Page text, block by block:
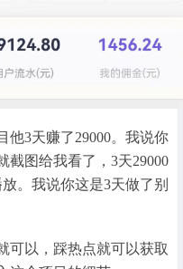
他3天赚了29000。我说你
截图给我看了，3天29000
。我说你这是3天做了别
可以，踩热点就可以获取